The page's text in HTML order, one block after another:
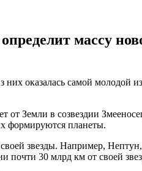
массу
оказалась самой молодой
Земли в созвездии
формируются планеты.
звезды. Например,
почти 30 млрд км от своей